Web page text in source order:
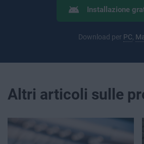
Installazione
Download per PC
Altri articoli sulle